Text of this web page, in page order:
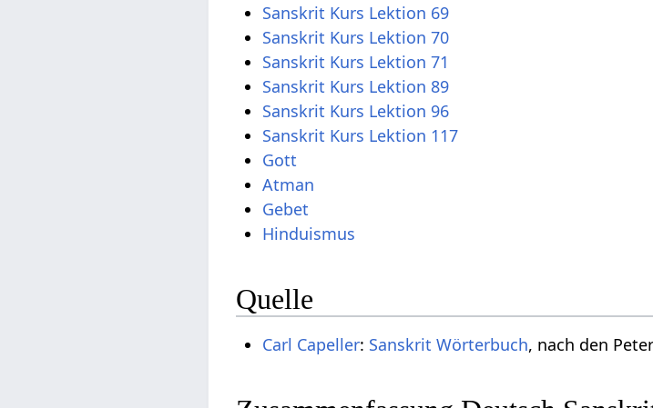
Sanskrit Kurs Lektion 69
Sanskrit Kurs Lektion 70
Sanskrit Kurs Lektion 71
Sanskrit Kurs Lektion 89
Sanskrit Kurs Lektion 96
Sanskrit Kurs Lektion 117
Gott
Atman
Gebet
Hinduismus
Quelle
Carl Capeller: Sanskrit Wörterbuch, nach den